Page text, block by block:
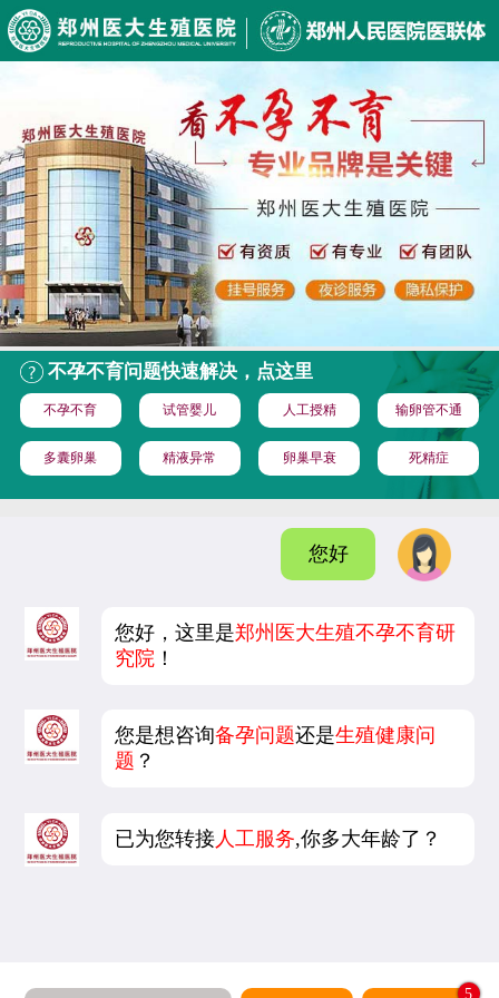
不孕不育问题快速解决，点这里
不孕不育 试管婴儿 人工授精 输卵管不通
多囊卵巢 精液异常 卵巢早衰 死精症
您好
您好，这里是郑州医大生殖不孕不育研
究院 ！
您是想咨询备孕问题还是生殖健康问
题 ？
已为您转接 人工服务,你多大年龄了？
5